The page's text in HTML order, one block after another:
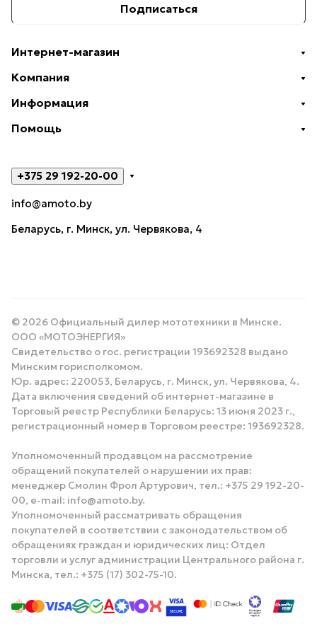
Подписаться
Интернет-магазин
Компания
Информация
Помощь
+375 29 192-20-00
info@amoto.by
Беларусь, г. Минск, ул. Червякова, 4
© 2026 Официальный дилер мототехники в Минске.
ООО «МОТОЭНЕРГИЯ»
Свидетельство о гос. регистрации 193692328 выдано
Минским горисполкомом.
Юр. адрес: 220053, Беларусь, г. Минск, ул. Червякова, 4.
Дата включения сведений об интернет-магазине в
Торговый реестр Республики Беларусь: 13 июня 2023 г.,
регистрационный номер в Торговом реестре: 193692328.
Уполномоченный продавцом на рассмотрение
обращений покупателей о нарушении их прав:
менеджер Смолин Фрол Артурович, тел.: +375 29 192-20-
00, e-mail: info@amoto.by.
Уполномоченный рассматривать обращения
покупателей в соответствии с законодательством об
обращениях граждан и юридических лиц: Отдел
торговли и услуг администрации Центрального района г.
Минска, тел.: +375 (17) 302-75-10.